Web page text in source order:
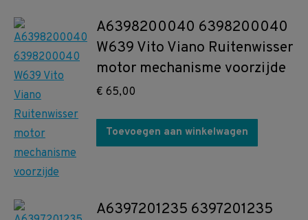
A6398200040 6398200040
W639 Vito Viano Ruitenwisser
motor mechanisme voorzijde
€ 65,00
Toevoegen aan winkelwagen
A6397201235 6397201235